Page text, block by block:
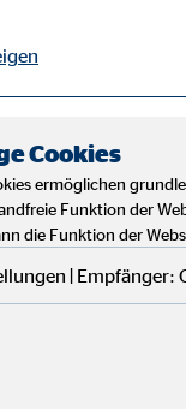
0
der
AG finden Sie hier:
als PDF
Cookies
ermöglichen
Funktion der
die Funktion der
| Empfänger: